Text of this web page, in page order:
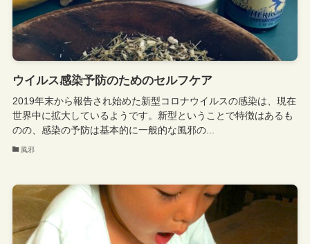
ウイルス感染予防のためのセルフケア
2019年末から報告され始めた新型コロナウイルスの感染は、現在
世界中に拡大しているようです。新型ということで特徴はあるも
のの、感染の予防は基本的に一般的な風邪の...
風邪